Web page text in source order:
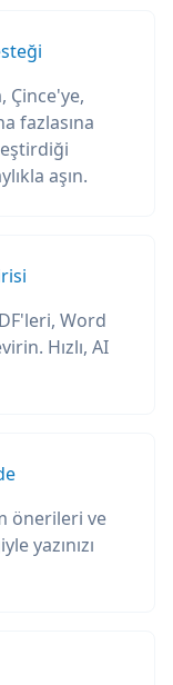
Çince'ye,
fazlasına
aşın.
Word
Hızlı, AI
önerileri ve
yazınızı